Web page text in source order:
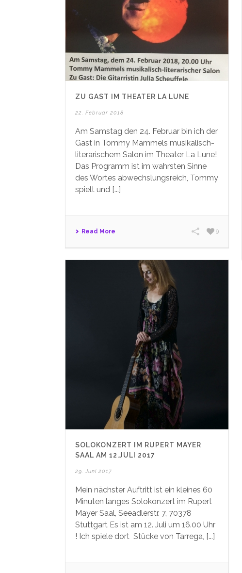
ZU GAST IM THEATER LA LUNE
22. Februar 2018
Am Samstag den 24. Februar bin ich der
Gast in Tommy Mammels musikalisch-
literarischem Salon im Theater La Lune!
Das Programm ist im wahrsten Sinne
des Wortes abwechslungsreich, Tommy
spielt und [...]
Read More 9
SOLOKONZERT IM RUPERT MAYER
SAAL AM 12.JULI 2017
29. Juni 2017
Mein nächster Auftritt ist ein kleines 60
Minuten langes Solokonzert im Rupert
Mayer Saal, Seeadlerstr. 7, 70378
Stuttgart Es ist am 12. Juli um 16.00 Uhr
! Ich spiele dort Stücke von Tarrega, [...]